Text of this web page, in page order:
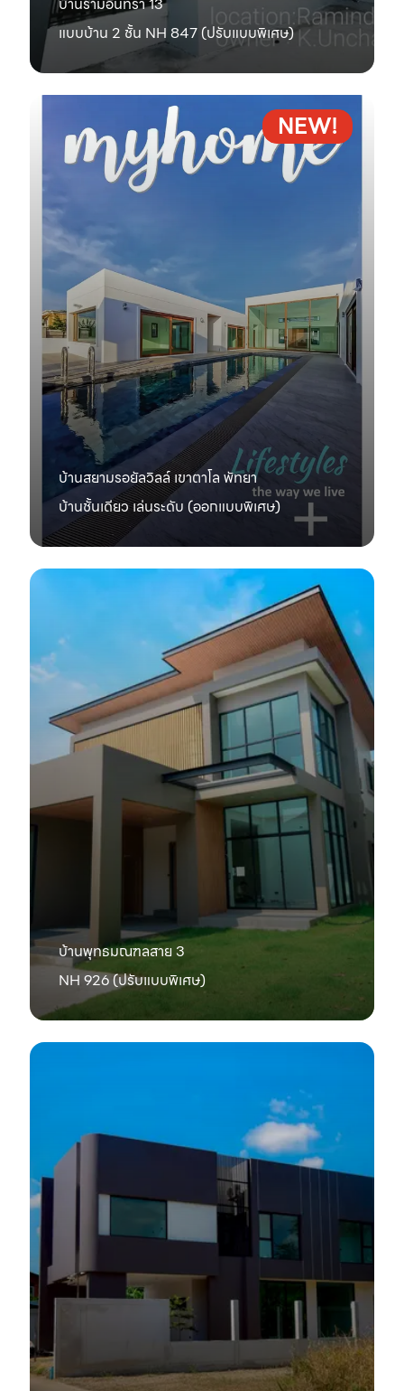
แบบบ้าน 2 ชั้น NH 847 (ปรับแบบพิเศษ)
NEW!
บ้านสยามรอยัลวิลล์ เขาตาโล พัทยา
บ้านชั้นเดียว เล่นระดับ (ออกแบบพิเศษ)
บ้านพุทธมณฑลสาย 3
NH 926 (ปรับแบบพิเศษ)